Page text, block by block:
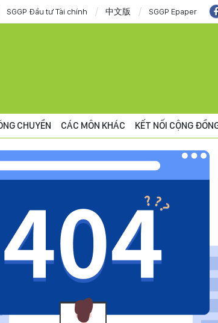
SGGP Đầu tư Tài chính 中文版 SGGP Epaper
CHUYỀN CÁC MÔN KHÁC KẾT NỐI CỘNG